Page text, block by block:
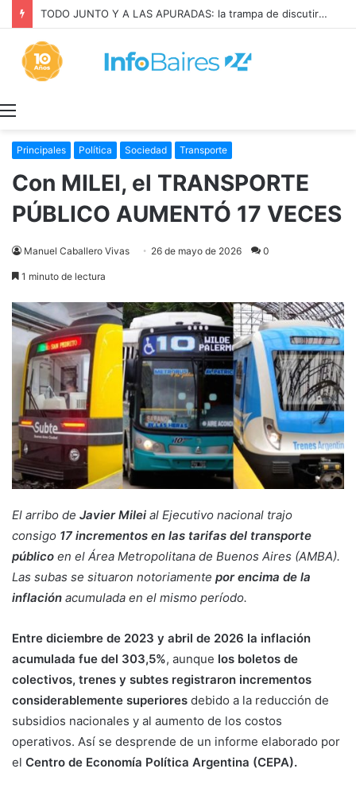
Principales Política Sociedad Transporte
Con MILEI, el TRANSPORTE
PÚBLICO AUMENTÓ 17 VECES
Manuel Caballero Vivas 26 de mayo de 2026 0
1 minuto de lectura
El arribo de Javier Milei al Ejecutivo nacional trajo
consigo 17 incrementos en las tarifas del transporte
público en el Área Metropolitana de Buenos Aires (AMBA).
Las subas se situaron notoriamente por encima de la
inflación acumulada en el mismo período.
Entre diciembre de 2023 y abril de 2026 la inflación
acumulada fue del 303,5%, aunque los boletos de
colectivos, trenes y subtes registraron incrementos
considerablemente superiores debido a la reducción de
subsidios nacionales y al aumento de los costos
operativos. Así se desprende de un informe elaborado por
el Centro de Economía Política Argentina (CEPA).